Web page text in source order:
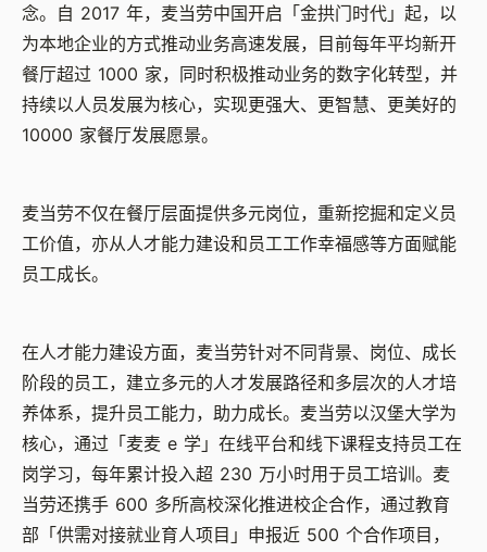
念。自 2017 年，麦当劳中国开启「金拱门时代」起，以
为本地企业的方式推动业务高速发展，目前每年平均新开
餐厅超过 1000 家，同时积极推动业务的数字化转型，并
持续以人员发展为核心，实现更强大、更智慧、更美好的
10000 家餐厅发展愿景。
麦当劳不仅在餐厅层面提供多元岗位，重新挖掘和定义员
工价值，亦从人才能力建设和员工工作幸福感等方面赋能
员工成长。
在人才能力建设方面，麦当劳针对不同背景、岗位、成长
阶段的员工，建立多元的人才发展路径和多层次的人才培
养体系，提升员工能力，助力成长。麦当劳以汉堡大学为
核心，通过「麦麦 e 学」在线平台和线下课程支持员工在
岗学习，每年累计投入超 230 万小时用于员工培训。麦
当劳还携手 600 多所高校深化推进校企合作，通过教育
部「供需对接就业育人项目」申报近 500 个合作项目，